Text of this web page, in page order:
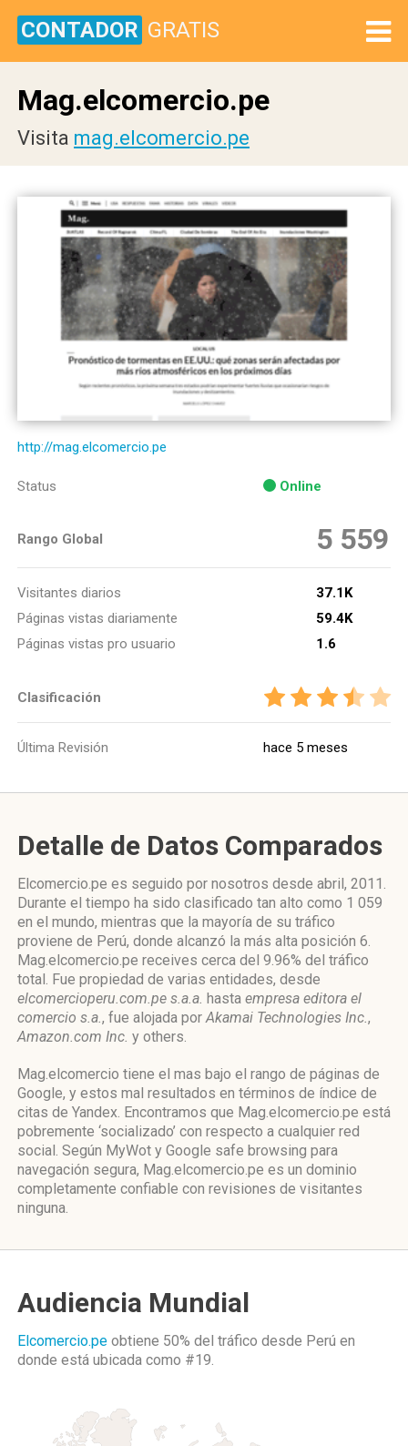
CONTADOR GRATIS
Mag.elcomercio.pe
Visita mag.elcomercio.pe
http://mag.elcomercio.pe
Status Online
Rango Global 5 559
Visitantes diarios
37.1K
Páginas vistas diariamente
59.4K
Páginas vistas pro usuario
1.6
Clasificación
Última Revisión hace 5 meses
Detalle de Datos Comparados
Elcomercio.pe es seguido por nosotros desde abril, 2011.
Durante el tiempo ha sido clasificado tan alto como 1 059
en el mundo, mientras que la mayoría de su tráfico
proviene de Perú, donde alcanzó la más alta posición 6.
Mag.elcomercio.pe receives cerca del 9.96% del tráfico
total. Fue propiedad de varias entidades, desde
elcomercioperu.com.pe s.a.a. hasta empresa editora el
comercio s.a., fue alojada porAkamai Technologies Inc.,
Amazon.com Inc. y others.
Mag.elcomercio tiene el mas bajo el rango de páginas de
Google, y estos mal resultados en términos de índice de
citas de Yandex. Encontramos que Mag.elcomercio.pe está
pobremente ‘socializado’ con respecto a cualquier red
social. Según MyWot y Google safe browsing para
navegación segura, Mag.elcomercio.pe es un dominio
completamente confiable con revisiones de visitantes
ninguna.
Audiencia Mundial
Elcomercio.pe obtiene 50% del tráfico desde Perú en
donde está ubicada como #19.